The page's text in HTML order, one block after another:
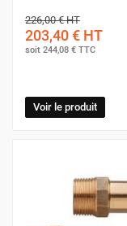
226,00 €HT
203,40 € HT
soit 244,08 € TTC
Voir le produit